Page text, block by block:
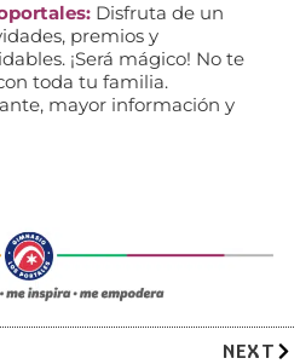
Disfruta de un
premios y
¡Será mágico! No te
toda tu familia.
mayor información y
NEXT